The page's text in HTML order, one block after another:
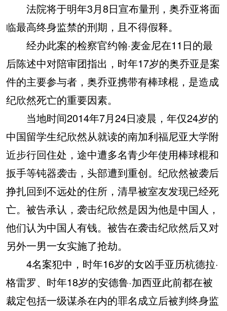
法院将于明年3月8日宣布量刑，奥乔亚将面
临最高终身监禁的刑期，且不得假释。
经办此案的检察官约翰·麦金尼在11日的最
后陈述中对陪审团指出，时年17岁的奥乔亚是案
件的主要参与者，奥乔亚携带有棒球棍，是造成
纪欣然死亡的重要因素。
当地时间2014年7月24日凌晨，年仅24岁的
中国留学生纪欣然从就读的南加利福尼亚大学附
近步行回住处，途中遭多名青少年使用棒球棍和
扳手等钝器袭击，头部遭到重创。纪欣然被袭后
挣扎回到不远处的住所，清早被室友发现已经死
亡。被告承认，袭击纪欣然是因为他是中国人，
他们认为中国人有钱。被告在袭击纪欣然后又对
另外一男一女实施了抢劫。
4名案犯中，时年16岁的女凶手亚历杭德拉·
格雷罗、时年18岁的安德鲁·加西亚此前都在被
裁定包括一级谋杀在内的罪名成立后被判终身监